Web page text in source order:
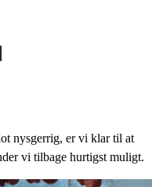
nysgerrig, er vi klar til at
vi tilbage hurtigst muligt.